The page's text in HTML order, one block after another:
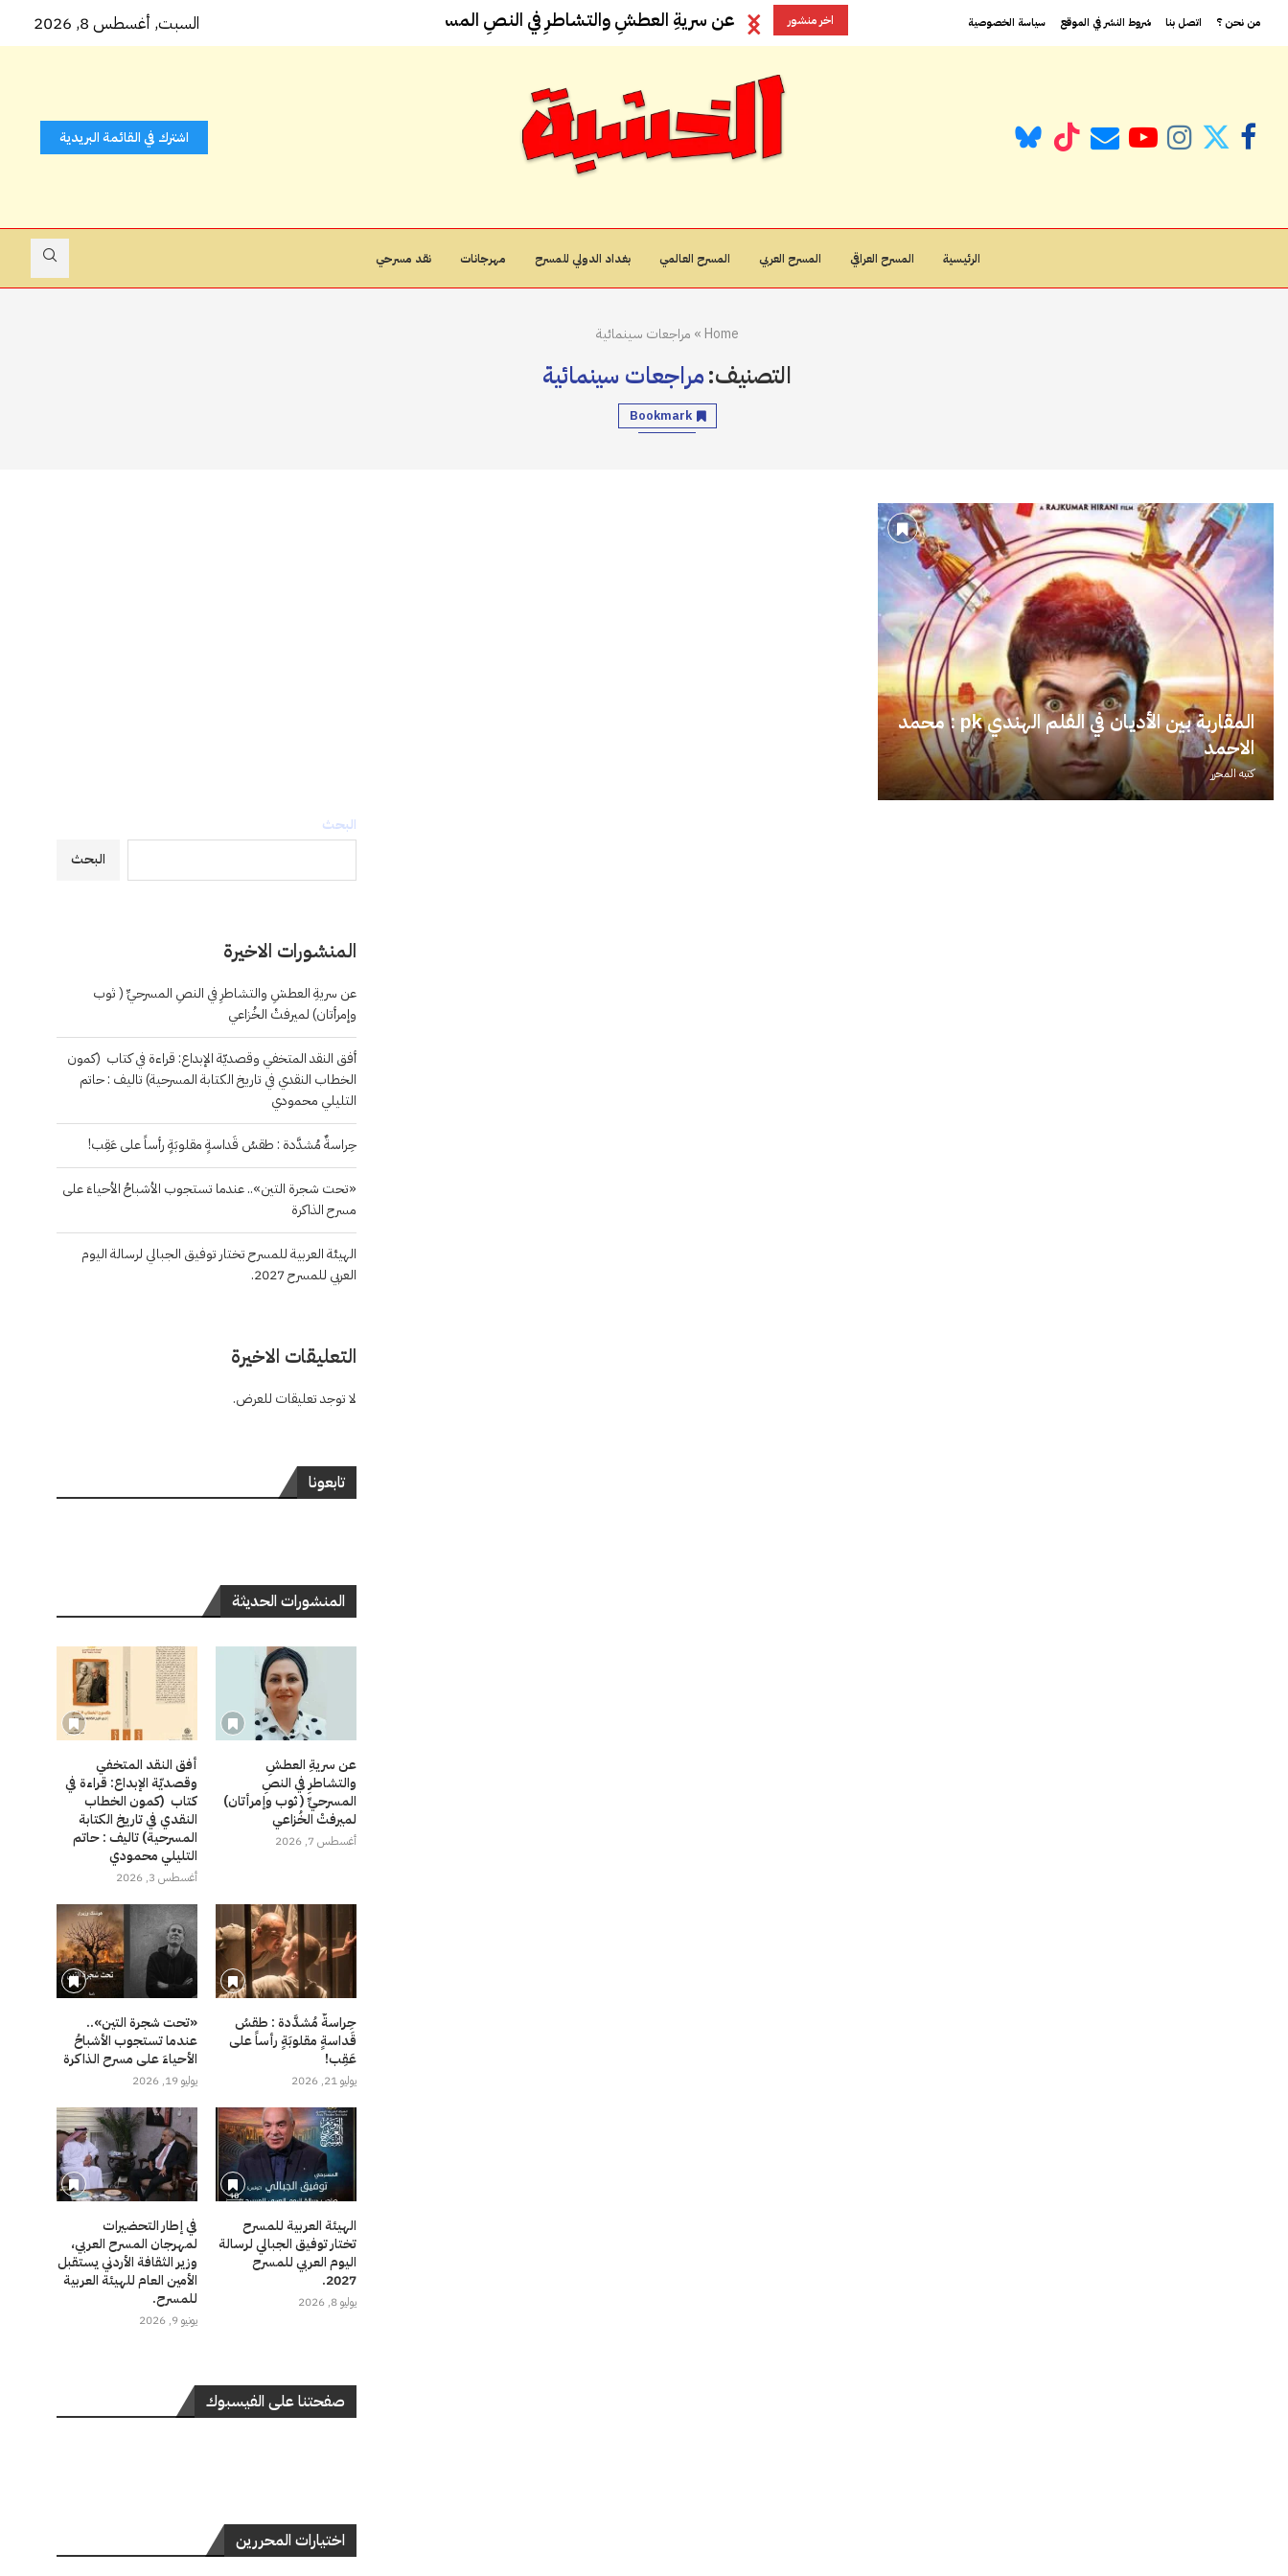
من نحن ؟ اتصل بنا شروط النشر في الموقع سياسة الخصوصية اخر منشور عن سريةِ العطشِ والتشاطرِ في النصِ المسرحيِّ ( ثوب... السبت, أغسطس 8, 2026
اشترك في القائمة البريدية
الرئيسية المسرح العراقي المسرح العربي المسرح العالمي بغداد الدولي للمسرح مهرجانات نقد مسرحي
Home
» مراجعات سينمائية
التصنيف:مراجعات سينمائية
Bookmark
المقاربة بين الأديان في الفلم الهندي pk : محمد
الاحمد
كتبهالمحرر
البحث
البحث
المنشورات الاخيرة
عن سريةِ العطشِ والتشاطرِ في النصِ المسرحيِّ ( ثوب
وإمرأتان) لميرفتْ الخُزاعي
أفق النقد المتخفي وقصديّة الإبداع: قراءة في كتاب (كمون
الخطاب النقدي في تاريخ الكتابة المسرحية) تاليف : حاتم
التليلي محمودي
حِراسةٌ مُشدَّدة : طقسُ قَداسةٍ مقلوبَةٍ رأساً على عَقِب!
«تحت شجرة التين».. عندما تستجوب الأشباحُ الأحياءَ على
مسرح الذاكرة
الهيئة العربية للمسرح تختار توفيق الجبالي لرسالة اليوم
العربي للمسرح 2027.
التعليقات الاخيرة
لا توجد تعليقات للعرض.
تابعونا
المنشورات الحديثة
عن سريةِ العطشِ
والتشاطرِ في النصِ
المسرحيِّ ( ثوب وإمرأتان)
لميرفتْ الخُزاعي
أغسطس 7, 2026
أفق النقد المتخفي
وقصديّة الإبداع: قراءة في
كتاب (كمون الخطاب
النقدي في تاريخ الكتابة
المسرحية) تاليف : حاتم
التليلي محمودي
أغسطس 3, 2026
حِراسةٌ مُشدَّدة : طقسُ
قَداسةٍ مقلوبَةٍ رأساً على
عَقِب!
يوليو 21, 2026
«تحت شجرة التين»..
عندما تستجوب الأشباحُ
الأحياءَ على مسرح الذاكرة
يوليو 19, 2026
الهيئة العربية للمسرح
تختار توفيق الجبالي لرسالة
اليوم العربي للمسرح
2027.
يوليو 8, 2026
في إطار التحضيرات
لمهرجان المسرح العربي،
وزير الثقافة الأردني يستقبل
الأمين العام للهيئة العربية
للمسرح.
يونيو 9, 2026
صفحتنا على الفيسبوك
اختيارات المحررين